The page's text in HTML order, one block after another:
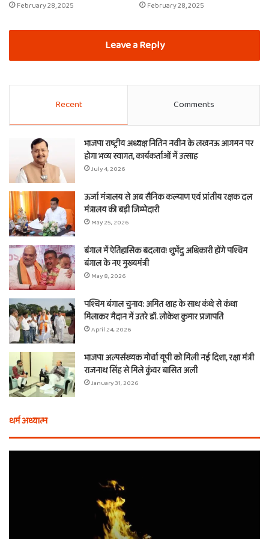
February 28, 2025 February 28, 2025
Leave a Reply
Recent Comments
भाजपा राष्ट्रीय अध्यक्ष नितिन नवीन के लखनऊ आगमन पर
होगा भव्य स्वागत, कार्यकर्ताओं में उत्साह
July 4, 2026
ऊर्जा मंत्रालय से अब सैनिक कल्याण एवं प्रांतीय रक्षक दल
मंत्रालय की बड़ी जिम्मेदारी
May 25, 2026
बंगाल में ऐतिहासिक बदलाव! शुभेंदु अधिकारी होंगे पश्चिम
बंगाल के नए मुख्यमंत्री
May 8, 2026
पश्चिम बंगाल चुनाव: अमित शाह के साथ कंधे से कंधा
मिलाकर मैदान में उतरे डॉ. लोकेश कुमार प्रजापति
April 24, 2026
भाजपा अल्पसंख्यक मोर्चा यूपी को मिली नई दिशा, रक्षा मंत्री
राजनाथ सिंह से मिले कुंवर बासित अली
January 31, 2026
धर्म अध्यात्म